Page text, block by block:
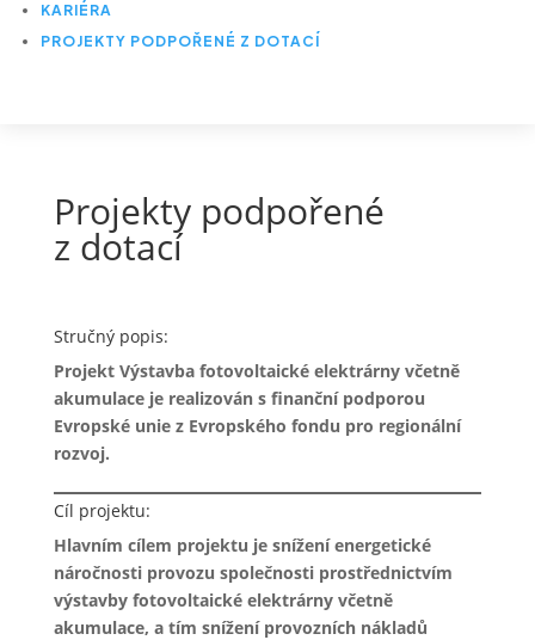
KARIÉRA
PROJEKTY PODPOŘENÉ Z DOTACÍ
Projekty podpořené
z dotací
Stručný popis:
Projekt Výstavba fotovoltaické elektrárny včetně
akumulace je realizován s finanční podporou
Evropské unie z Evropského fondu pro regionální
rozvoj.
Cíl projektu:
Hlavním cílem projektu je snížení energetické
náročnosti provozu společnosti prostřednictvím
výstavby fotovoltaické elektrárny včetně
akumulace, a tím snížení provozních nákladů